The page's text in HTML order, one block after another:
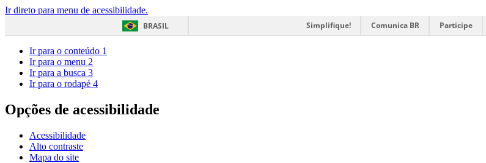
Ir direto para menu de acessibilidade.
BRASIL
Simplifique! Comunica BR Participe
Ir para o conteúdo 1
Ir para o menu 2
Ir para a busca 3
Ir para o rodapé 4
Opções de acessibilidade
Acessibilidade
Alto contraste
Mapa do site